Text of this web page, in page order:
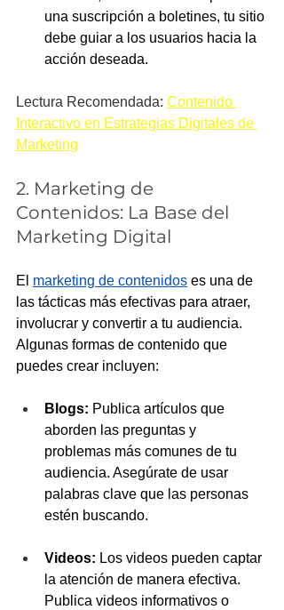
una suscripción a boletines, tu sitio
debe guiar a los usuarios hacia la
acción deseada.
Lectura Recomendada: Contenido
Interactivo en Estrategias Digitales de
Marketing
2. Marketing de
Contenidos: La Base del
Marketing Digital
El marketing de contenidos es una de
las tácticas más efectivas para atraer,
involucrar y convertir a tu audiencia.
Algunas formas de contenido que
puedes crear incluyen:
Blogs: Publica artículos que
aborden las preguntas y
problemas más comunes de tu
audiencia. Asegúrate de usar
palabras clave que las personas
estén buscando.
Videos: Los videos pueden captar
la atención de manera efectiva.
Publica videos informativos o